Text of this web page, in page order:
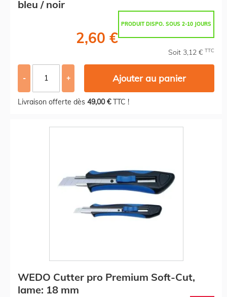
bleu / noir
PRODUIT DISPO. SOUS 2-10 JOURS
2,60 €
Soit 3,12 € TTC
- + Ajouter au panier
Livraison offerte dès 49,00 €TTC !
WEDO Cutter pro Premium Soft-Cut,
lame: 18 mm